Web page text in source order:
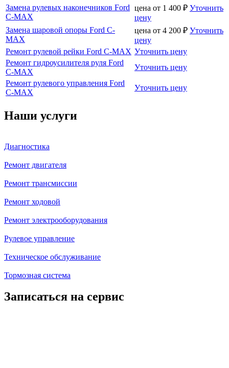
Замена рулевых наконечников Ford
C-MAX
цена от 1 400 ₽ Уточнить
цену
Замена шаровой опоры Ford C-
MAX
цена от 4 200 ₽ Уточнить
цену
Ремонт рулевой рейки Ford C-MAX Уточнить цену
Ремонт гидроусилителя руля Ford
C-MAX
Уточнить цену
Ремонт рулевого управления Ford
C-MAX
Уточнить цену
Наши услуги
Диагностика
Ремонт двигателя
Ремонт трансмиссии
Ремонт ходовой
Ремонт электрооборудования
Рулевое управление
Техническое обслуживание
Тормозная система
Записаться на сервис